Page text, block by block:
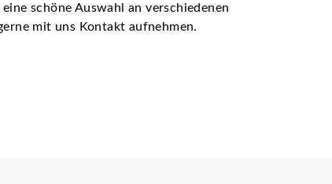
schöne Auswahl an verschiedenen
mit uns Kontakt aufnehmen.